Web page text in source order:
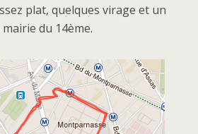
plat, quelques virage et un
du 14ème.